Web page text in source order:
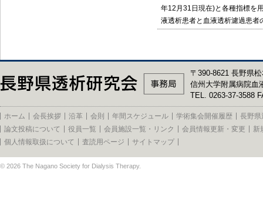
年12月31日現在)と各種指標を
液透析患者と血液透析濾過患者
〒390-8621 長野県
信州大学附属病院血
TEL. 0263-37-3588
ホーム 会長挨拶 沿革 会則 年間スケジュール 学術集会開催履歴
長野県
論文投稿について
役員一覧 会員施設一覧・リンク 会員情報更新・変更
新
個人情報取扱について
査読用ページ サイトマップ
© 2026 The Nagano Society for Dialysis Therapy.